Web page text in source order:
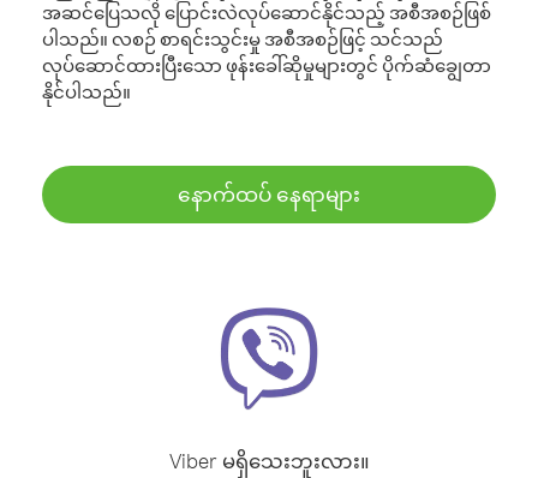
အဆင်ပြေသလို ပြောင်းလဲလုပ်ဆောင်နိုင်သည့် အစီအစဉ်ဖြစ်
ပါသည်။ လစဉ် စာရင်းသွင်းမှု အစီအစဉ်ဖြင့် သင်သည်
လုပ်ဆောင်ထားပြီးသော ဖုန်းခေါ်ဆိုမှုများတွင် ပိုက်ဆံချွေတာ
နိုင်ပါသည်။
နောက်ထပ် နေရာများ
Viber မရှိသေးဘူးလား။